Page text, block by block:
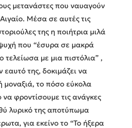
μετανάστες που ναυαγούν
Μέσα σε αυτές τις
της η ποιήτρια μιλά
που “έσυρα σε μακρά
τελείωσα με μια πιστόλια” ,
εαυτό της, δοκιμάζει να
μοναξιά, το πόσο εύκολα
φροντίσουμε τις ανάγκες
λυρικό της αποτύπωμα
για εκείνο το “Το ήξερα